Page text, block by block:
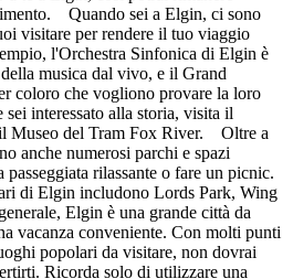
Quando sei a Elgin, ci sono
visitare per rendere il tuo viaggio
l'Orchestra Sinfonica di Elgin è
musica dal vivo, e il Grand
coloro che vogliono provare la loro
interessato alla storia, visita il
Museo del Tram Fox River. Oltre a
anche numerosi parchi e spazi
rilassante o fare un picnic.
di Elgin includono Lords Park, Wing
Elgin è una grande città da
vacanza conveniente. Con molti punti
popolari da visitare, non dovrai
Ricorda solo di utilizzare una